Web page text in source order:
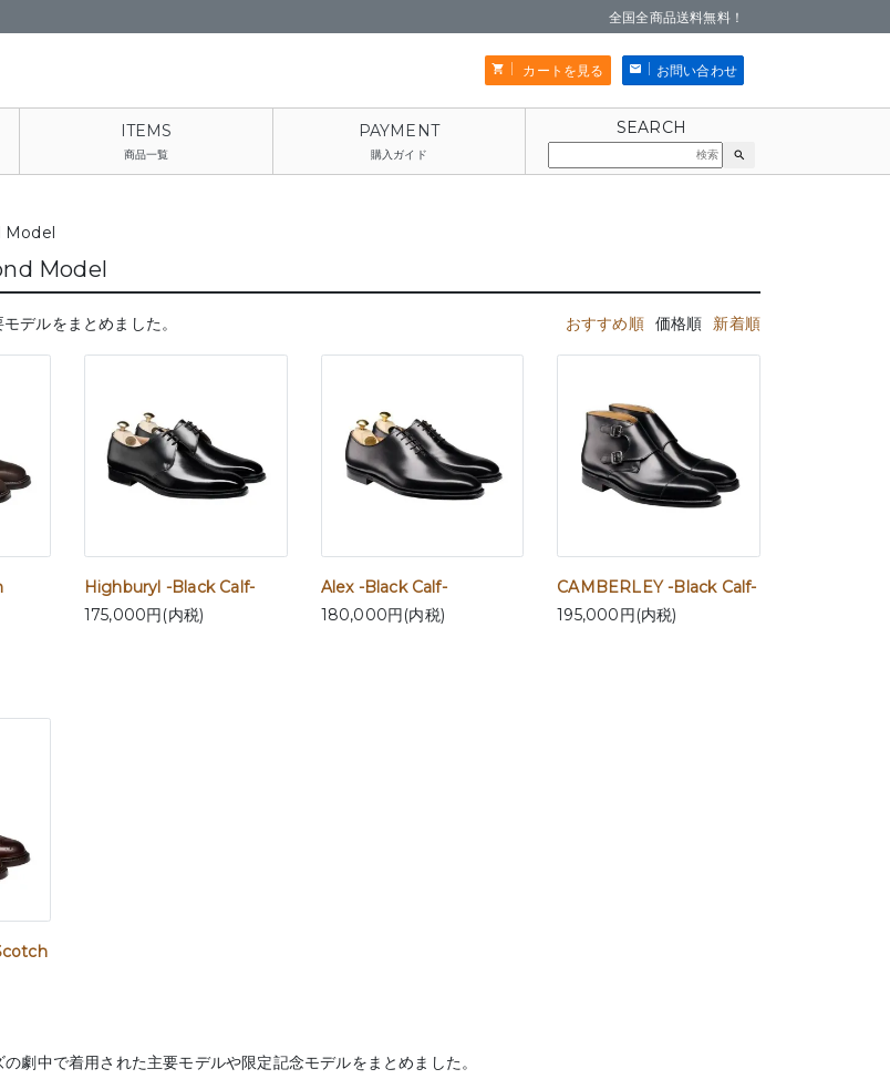
カートを見る お問い合わせ
全国全商品送料無料！
商品一覧 購入ガイド search
Model
Model
デルをまとめました。 おすすめ順 価格順 新着順
Highburyl -Black Calf-
175,000円(内税)
Alex -Black Calf-
180,000円(内税)
CAMBERLEY -Black Calf-
195,000円(内税)
劇中で着用された主要モデルや限定記念モデルをまとめました。